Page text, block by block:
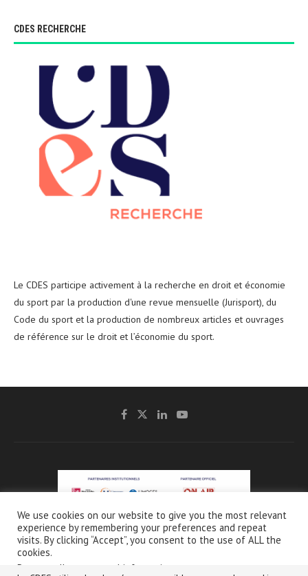
CDES RECHERCHE
Le CDES participe activement à la recherche en droit et économie
du sport par la production d'une revue mensuelle (Jurisport), du
Code du sport et la production de nombreux articles et ouvrages
de référence sur le droit et l’économie du sport.
@2021 - CDES -Mentions légales & Crédits- Charte de protection et d’utilisation
des données personnelles
We use cookies on our website to give you the most relevant
experience by remembering your preferences and repeat
visits. By clicking “Accept”, you consent to the use of ALL the
cookies.
Do not sell my personal information